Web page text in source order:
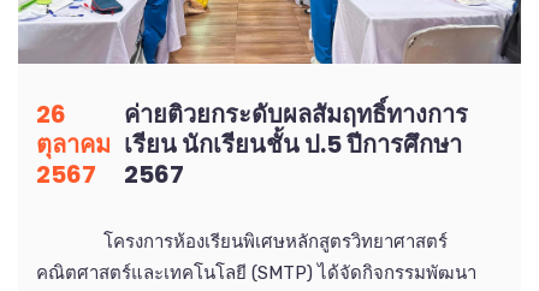
26
ตุลาคม
2567
ค่ายติวยกระดับผลสัมฤทธิ์ทางการ
เรียน นักเรียนชั้น ป.5 ปีการศึกษา
2567
โครงการห้องเรียนพิเศษหลักสูตรวิทยาศาสตร์
คณิตศาสตร์และเทคโนโลยี (SMTP) ได้จัดกิจกรรมพัฒนา